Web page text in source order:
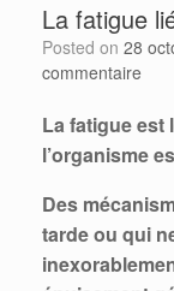
La fatigue
Posted on 28
commentaire
La fatigue est
l’organisme
Des
tarde ou qui